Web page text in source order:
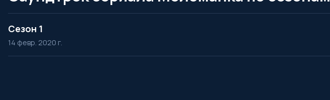
Сезон 1
14 февр. 2020 г.